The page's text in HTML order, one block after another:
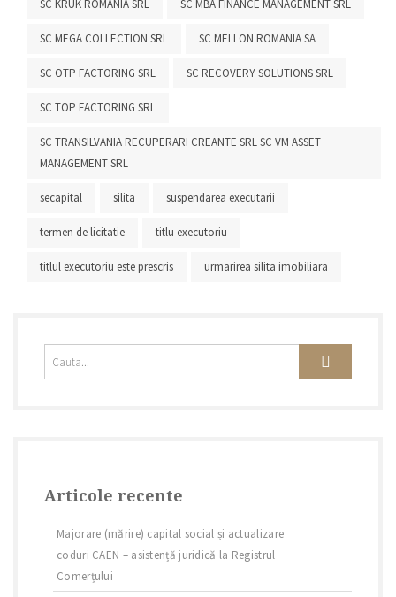
SC KRUK ROMANIA SRL SC MBA FINANCE MANAGEMENT SRL
SC MEGA COLLECTION SRL SC MELLON ROMANIA SA
SC OTP FACTORING SRL SC RECOVERY SOLUTIONS SRL
SC TOP FACTORING SRL
SC TRANSILVANIA RECUPERARI CREANTE SRL SC VM ASSET
MANAGEMENT SRL
secapital silita suspendarea executarii
termen de licitatie titlu executoriu
titlul executoriu este prescris urmarirea silita imobiliara
Articole recente
Majorare (mărire) capital social și actualizare
coduri CAEN – asistență juridică la Registrul
Comerțului